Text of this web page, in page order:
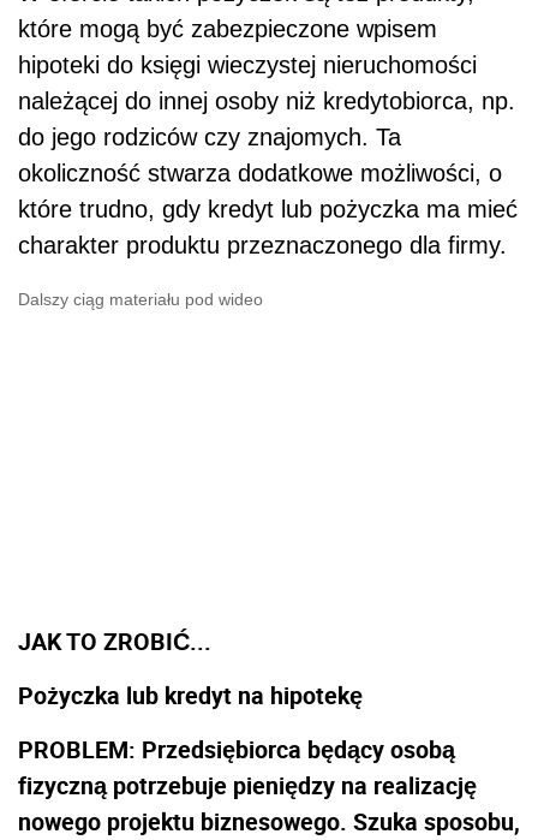
które mogą być zabezpieczone wpisem
hipoteki do księgi wieczystej nieruchomości
należącej do innej osoby niż kredytobiorca, np.
do jego rodziców czy znajomych. Ta
okoliczność stwarza dodatkowe możliwości, o
które trudno, gdy kredyt lub pożyczka ma mieć
charakter produktu przeznaczonego dla firmy.
Dalszy ciąg materiału pod wideo
JAK TO ZROBIĆ...
Pożyczka lub kredyt na hipotekę
PROBLEM: Przedsiębiorca będący osobą
fizyczną potrzebuje pieniędzy na realizację
nowego projektu biznesowego. Szuka sposobu,